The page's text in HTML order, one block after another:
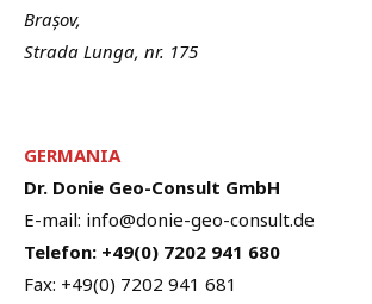
Brașov,
Strada Lunga, nr. 175
GERMANIA
Dr. Donie Geo-Consult GmbH
E-mail: info@donie-geo-consult.de
Telefon: +49(0) 7202 941 680
Fax: +49(0) 7202 941 681